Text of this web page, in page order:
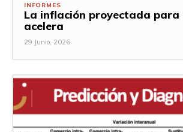
INFORMES
La inflación proyectada para
acelera
29 Junio, 2026